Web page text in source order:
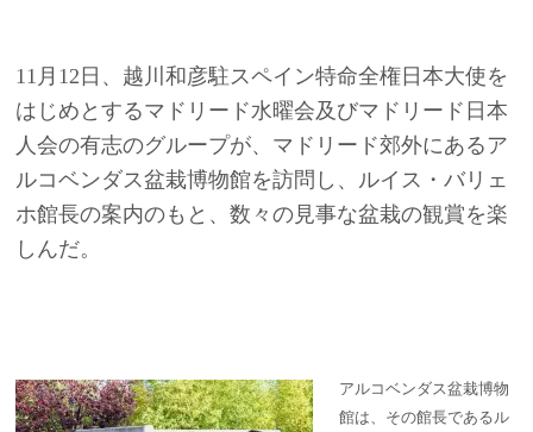
11月12日、越川和彦駐スペイン特命全権日本大使を
はじめとするマドリード水曜会及びマドリード日本
人会の有志のグループが、マドリード郊外にあるア
ルコベンダス盆栽博物館を訪問し、ルイス・バリェ
ホ館長の案内のもと、数々の見事な盆栽の観賞を楽
しんだ。
アルコベンダス盆栽博物
館は、その館長であるル